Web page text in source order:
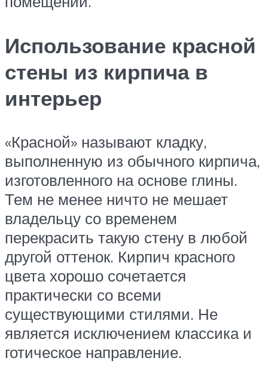
Использование красной
стены из кирпича в
интерьер
«Красной» называют кладку,
выполненную из обычного кирпича,
изготовленного на основе глины.
Тем не менее ничто не мешает
владельцу со временем
перекрасить такую стену в любой
другой оттенок. Кирпич красного
цвета хорошо сочетается
практически со всеми
существующими стилями. Не
является исключением классика и
готическое направление.